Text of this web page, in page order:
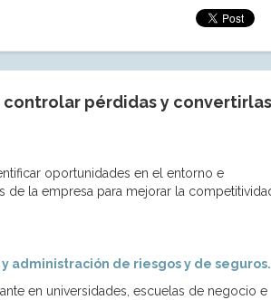
pérdidas y
oportunidades en el entorno e
la empresa para mejorar la
administración de riesgos y de seguros.
en universidades, escuelas de negocio e